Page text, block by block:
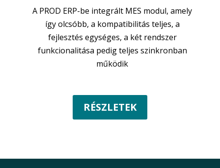
A PROD ERP-be integrált MES modul, amely
így olcsóbb, a kompatibilitás teljes, a
fejlesztés egységes, a két rendszer
funkcionalitása pedig teljes szinkronban
működik
RÉSZLETEK